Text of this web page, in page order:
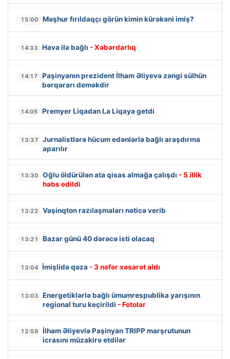
15:00 Məşhur fırıldaqçı görün kimin kürəkəni imiş?
14:33 Hava ilə bağlı - Xəbərdarlıq
14:17
Paşinyanın prezident İlham Əliyevə zəngi sülhün
bərqərarı deməkdir
14:05 Premyer Liqadan La Liqaya getdi
13:37
Jurnalistlərə hücum edənlərlə bağlı araşdırma
aparılır
13:30 Oğlu öldürülən ata qisas almağa çalışdı - 5 illik
həbs edildi
13:22 Vaşinqton razılaşmaları nəticə verib
13:21 Bazar günü 40 dərəcə isti olacaq
13:04 İmişlidə qəza - 3 nəfər xəsarət aldı
13:03
Energetiklərlə bağlı ümumrespublika yarışının
regional turu keçirildi - Fotolar
12:59
İlham Əliyevlə Paşinyan TRIPP marşrutunun
icrasını müzakirə etdilər